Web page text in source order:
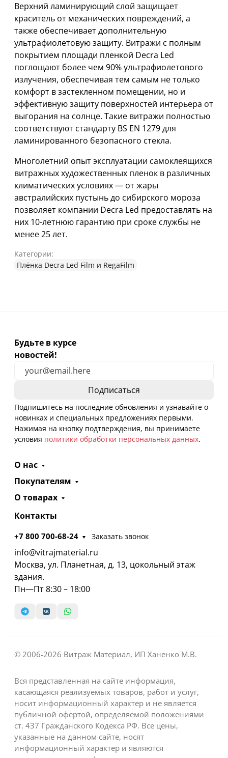
Верхний ламинирующий слой защищает
краситель от механических повреждений, а
также обеспечивает дополнительную
ультрафиолетовую защиту. Витражи с полным
покрытием площади пленкой Decra Led
поглощают более чем 90% ультрафиолетового
излучения, обеспечивая тем самым не только
комфорт в застекленном помещении, но и
эффективную защиту поверхностей интерьера от
выгорания на солнце. Такие витражи полностью
соответствуют стандарту BS EN 1279 для
ламинированного безопасного стекла.
Многолетний опыт эксплуатации самоклеящихся
витражных художественных пленок в различных
климатических условиях — от жары
австралийских пустынь до сибирского мороза
позволяет компании Decra Led предоставлять на
них 10-летнюю гарантию при сроке службы не
менее 25 лет.
Категории:
Плёнка Decra Led Film и RegaFilm
Будьте в курсе
новостей!
Подпишитесь на последние обновления и узнавайте о
новинках и специальных предложениях первыми.
Нажимая на кнопку подтверждения, вы принимаете
условия политики обработки персональных данных.
О нас
Покупателям
О товарах
Контакты
+7 800 700-68-24 Заказать звонок
info@vitrajmaterial.ru
Москва, ул. Планетная, д. 13, цокольный этаж
здания.
Пн—Пт 8:30 – 18:00
© 2006-2026 Витраж Материал, ИП Ханенко М.В.
Вся представленная на сайте информация,
касающаяся реализуемых товаров, работ и услуг,
носит информационный характер и не является
публичной офертой, определяемой положениями
ст. 437 Гражданского Кодекса РФ. Все цены,
указанные на данном сайте, носят
информационный характер и являются